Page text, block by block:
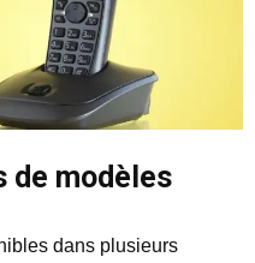
de modèles
dans plusieurs